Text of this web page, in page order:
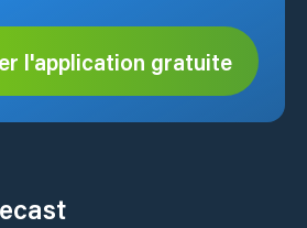
l'application gratuite